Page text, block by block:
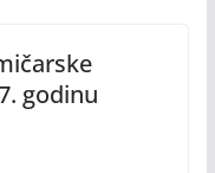
godinu